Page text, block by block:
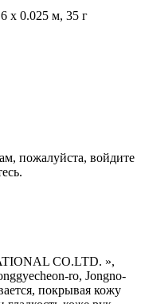
x 0.025 м, 35 г
пожалуйста, войдите
CO.LTD. »,
ro, Jongno-
покрывая кожу